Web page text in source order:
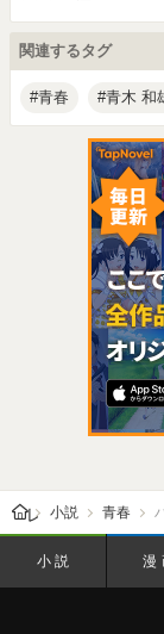
関連するタグ
青春 青木 和
レビューン トッ
小説 青春
小説 漫